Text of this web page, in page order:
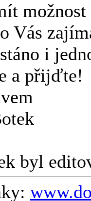
Vás
i
a přijďte!
byl